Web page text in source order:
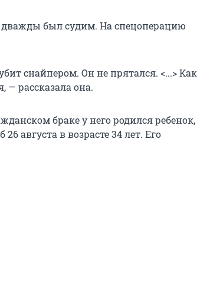
дважды был судим. На спецоперацию
снайпером. Он не прятался. <...> Как
— рассказала она.
браке у него родился ребенок,
августа в возрасте 34 лет. Его